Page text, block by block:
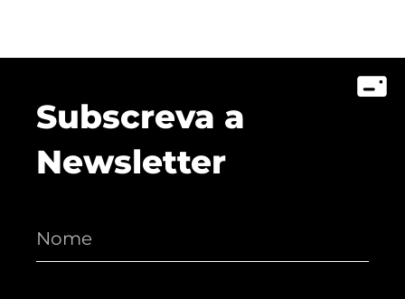
Subscreva a
Newsletter